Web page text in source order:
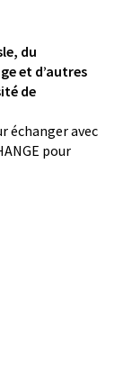
du
et d’autres
de
échanger avec
pour